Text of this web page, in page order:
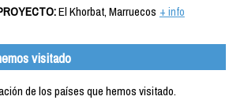
El Khorbat, Marruecos + info
visitado
de los países que hemos visitado.